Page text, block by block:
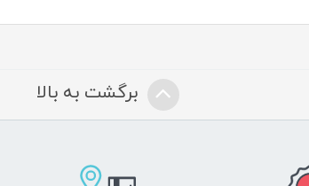
برگشت به بالا